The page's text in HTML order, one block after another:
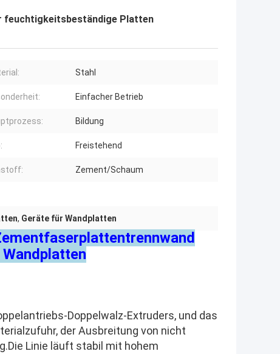
feuchtigkeitsbeständige Platten
Stahl
Einfacher Betrieb
Bildung
Freistehend
Zement/Schaum
, Geräte für Wandplatten
Doppelwalz-Extruders, und das
der Ausbreitung von nicht
Die Linie läuft stabil mit hohem